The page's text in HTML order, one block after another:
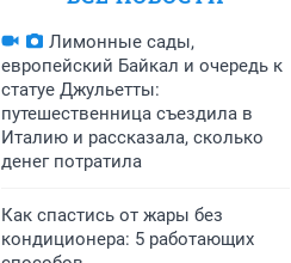
Лимонные сады,
европейский Байкал и очередь к
статуе Джульетты:
путешественница съездила в
Италию и рассказала, сколько
денег потратила
Как спастись от жары без
кондиционера: 5 работающих